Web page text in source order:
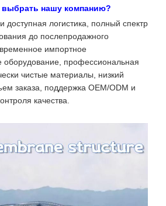
выбрать нашу компанию?
доступная логистика, полный спектр
до послепродажного
импортное
оборудование, профессиональная
чистые материалы, низкий
заказа, поддержка OEM/ODM и
качества.